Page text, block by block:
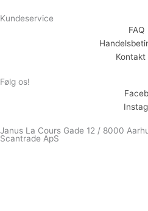
Kundeservice
FAQ
Kontakt
Følg os!
Janus La Cours Gade 12 / 8000
Scantrade ApS